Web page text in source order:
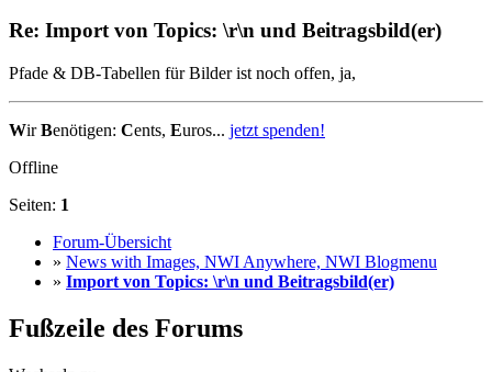
Re: Import von Topics: \r\n und Beitragsbild(er)
Pfade & DB-Tabellen für Bilder ist noch offen, ja,
WirBenötigen: Cents, Euros... jetzt spenden!
Offline
Seiten: 1
Forum-Übersicht
» News with Images, NWI Anywhere, NWI Blogmenu
» Import von Topics: \r\n und Beitragsbild(er)
Fußzeile des Forums